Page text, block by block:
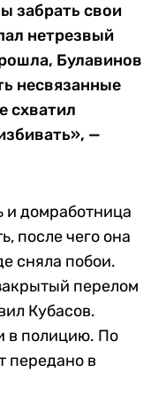
забрать свои
нетрезвый
Булавинов
несвязанные
схватил
—
и домработница
после чего она
сняла побои.
перелом
Кубасов.
в полицию. По
передано в